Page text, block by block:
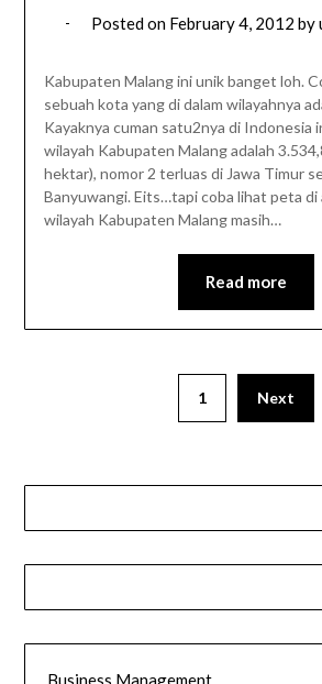
Posted on February 4, 2012 by
Kabupaten Malang ini unik banget loh.
sebuah kota yang di dalam wilayahnya
Kayaknya cuman satu2nya di Indonesia
wilayah Kabupaten Malang adalah
hektar), nomor 2 terluas di Jawa Timur
Banyuwangi. Eits…tapi coba lihat peta di
wilayah Kabupaten Malang masih…
Read more
1 Next
Business Management